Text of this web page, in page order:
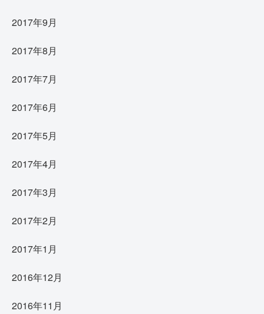
2017年9月
2017年8月
2017年7月
2017年6月
2017年5月
2017年4月
2017年3月
2017年2月
2017年1月
2016年12月
2016年11月